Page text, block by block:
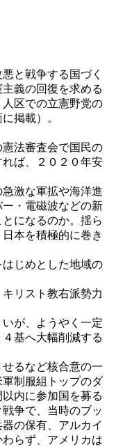
と戦争する国づく
義の回復を求める
区での立憲野党の
掲載）。
法審査会で国民の
ば、２０２０年安
激な軍拡や海洋進
・電磁波などの新
になるのか。揺ら
本を積極的に巻き
じめとした地域の
リスト教右派勢力
が、ようやく一定
基へ大幅削減する
るなど核合意の一
制服組トップのダ
内に参加国を募る
争で、当時のブッ
の保有、アルカイ
らず、アメリカは